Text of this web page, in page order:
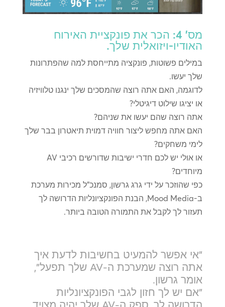
מס' 4: הכר את פונקציית האירוח
האודיו-ויזואלית שלך.
במילים פשוטות, פונקציה מתייחסת למה שהפתרונות
שלך יעשו.
לדוגמה, האם אתה רוצה שהמסכים שלך ינגנו טלוויזיה
או יציגו שילוט דיגיטלי?
אתה רוצה שהם יעשו את שניהם?
האם אתה מחפש ליצור חוויה דמוית תיאטרון בבר שלך
לימי משחקים?
או אולי יש לכם חדרי ישיבות שדורשים רכיבי AV
מיוחדים?
כפי שהוזכר על ידי גרג גרשון, סמנכ"ל מכירות מערכת
ב-Mood Media, הבנת הפונקציונליות הדרושה לך
תעזור לך לקבל את התמורה הטובה ביותר.
"אי אפשר להמעיט בחשיבות לדעת איך
אתה רוצה שמערכת ה-AV שלך תפעל",
אומר גרשון.
"אם יש לך חזון לגבי הפונקציונליות